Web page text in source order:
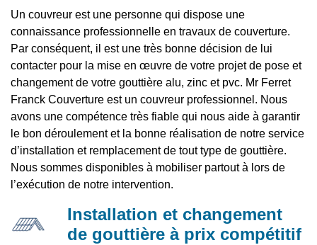
Un couvreur est une personne qui dispose une
connaissance professionnelle en travaux de couverture.
Par conséquent, il est une très bonne décision de lui
contacter pour la mise en œuvre de votre projet de pose et
changement de votre gouttière alu, zinc et pvc. Mr Ferret
Franck Couverture est un couvreur professionnel. Nous
avons une compétence très fiable qui nous aide à garantir
le bon déroulement et la bonne réalisation de notre service
d’installation et remplacement de tout type de gouttière.
Nous sommes disponibles à mobiliser partout à lors de
l’exécution de notre intervention.
Installation et changement
de gouttière à prix compétitif